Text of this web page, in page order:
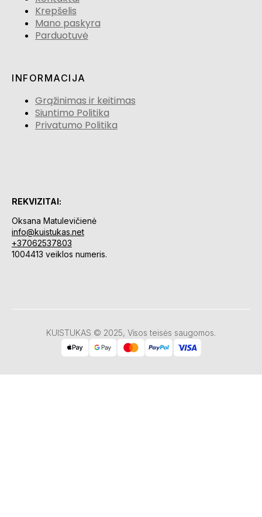
Krepšelis
Mano paskyra
Parduotuvė
INFORMACIJA
Grąžinimas ir keitimas
Siuntimo Politika
Privatumo Politika
REKVIZITAI:
Oksana Matulevičienė
info@kuistukas.net
+37062537803
1004413 veiklos numeris.
KUISTUKAS © 2025, Visos teisės saugomos.